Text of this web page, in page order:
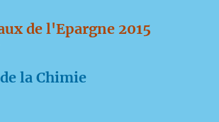
de l'Epargne 2015
la Chimie